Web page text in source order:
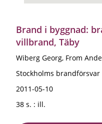
Brand i byggnad:
villbrand, Täby
Wiberg Georg, From
Stockholms brandförsvar
2011-05-10
38 s. : ill.